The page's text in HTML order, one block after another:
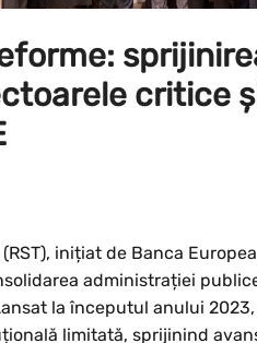
critice
inițiat de Banca
administrației
la începutul anului
limitată, sprijinind